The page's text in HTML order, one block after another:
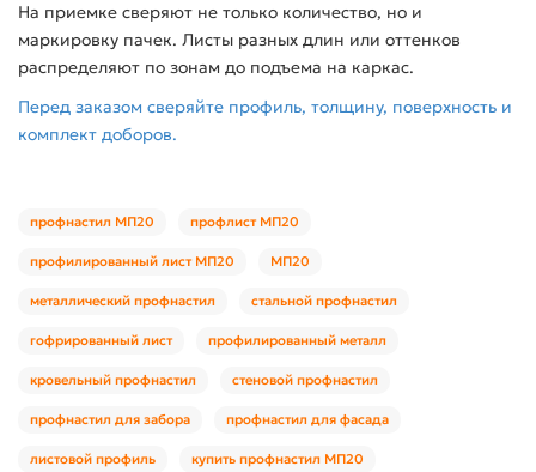
На приемке сверяют не только количество, но и
маркировку пачек. Листы разных длин или оттенков
распределяют по зонам до подъема на каркас.
Перед заказом сверяйте профиль, толщину, поверхность и
комплект доборов.
профнастил МП20 профлист МП20
профилированный лист МП20 МП20
металлический профнастил стальной профнастил
гофрированный лист профилированный металл
кровельный профнастил стеновой профнастил
профнастил для забора профнастил для фасада
листовой профиль купить профнастил МП20